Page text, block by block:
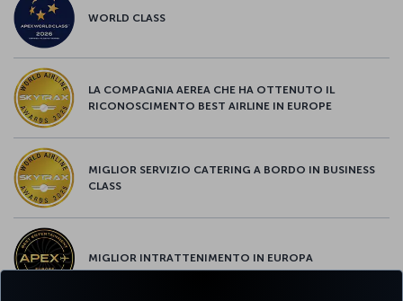
WORLD CLASS
LA COMPAGNIA AEREA CHE HA OTTENUTO IL
RICONOSCIMENTO BEST AIRLINE IN EUROPE
MIGLIOR SERVIZIO CATERING A BORDO IN BUSINESS
CLASS
MIGLIOR INTRATTENIMENTO IN EUROPA